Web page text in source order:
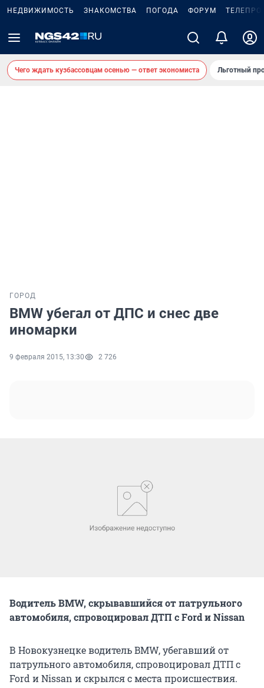
НЕДВИЖИМОСТЬ ЗНАКОМСТВА ПОГОДА ФОРУМ
Чего ждать кузбассовцам осенью — ответ экономиста Льготный
ГОРОД
BMW убегал от ДПС и снес две
иномарки
9 февраля 2015, 13:30 2 726
Водитель BMW, скрывавшийся от патрульного
автомобиля, спровоцировал ДТП с Ford и Nissan
В Новокузнецке водитель BMW, убегавший от
патрульного автомобиля, спровоцировал ДТП с
Ford и Nissan и скрылся с места происшествия.